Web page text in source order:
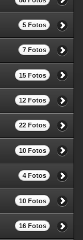
5 Fotos
7 Fotos
15 Fotos
12 Fotos
22 Fotos
10 Fotos
4 Fotos
10 Fotos
16 Fotos